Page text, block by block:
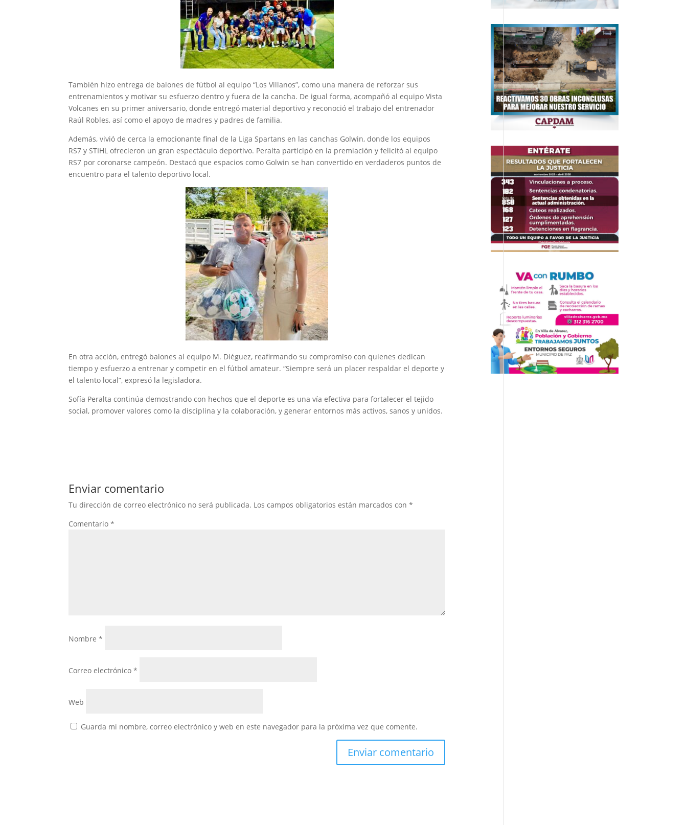
También hizo entrega de balones de fútbol al equipo “Los Villanos”, como una manera de reforzar sus
entrenamientos y motivar su esfuerzo dentro y fuera de la cancha. De igual forma, acompañó al equipo Vista
Volcanes en su primer aniversario, donde entregó material deportivo y reconoció el trabajo del entrenador
Raúl Robles, así como el apoyo de madres y padres de familia.
Además, vivió de cerca la emocionante final de la Liga Spartans en las canchas Golwin, donde los equipos
RS7 y STIHL ofrecieron un gran espectáculo deportivo. Peralta participó en la premiación y felicitó al equipo
RS7 por coronarse campeón. Destacó que espacios como Golwin se han convertido en verdaderos puntos de
encuentro para el talento deportivo local.
En otra acción, entregó balones al equipo M. Diéguez, reafirmando su compromiso con quienes dedican
tiempo y esfuerzo a entrenar y competir en el fútbol amateur. “Siempre será un placer respaldar el deporte y
el talento local”, expresó la legisladora.
Sofía Peralta continúa demostrando con hechos que el deporte es una vía efectiva para fortalecer el tejido
social, promover valores como la disciplina y la colaboración, y generar entornos más activos, sanos y unidos.
Enviar comentario
Tu dirección de correo electrónico no será publicada. Los campos obligatorios están marcados con*
Comentario*
Nombre*
Correo electrónico*
Web
Guarda mi nombre, correo electrónico y web en este navegador para la próxima vez que comente.